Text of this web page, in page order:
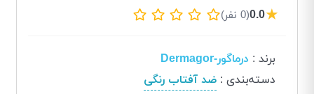
★
0.0(0 نفر)
برند : درماگور-Dermagor
دسته‌بندی :ضد آفتاب رنگی